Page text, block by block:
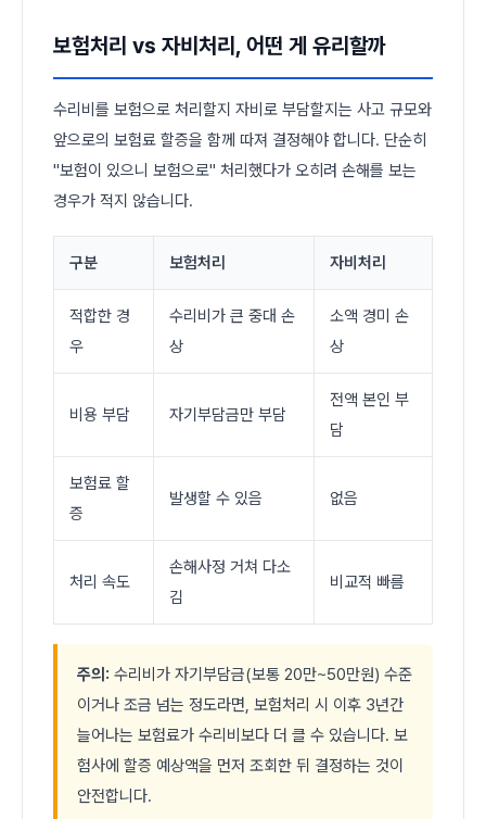
보험처리 vs 자비처리, 어떤 게 유리할까
수리비를 보험으로 처리할지 자비로 부담할지는 사고 규모와
앞으로의 보험료 할증을 함께 따져 결정해야 합니다. 단순히
"보험이 있으니 보험으로" 처리했다가 오히려 손해를 보는
경우가 적지 않습니다.
구분 보험처리 자비처리
적합한 경
우
수리비가 큰 중대 손
상
소액 경미 손
상
비용 부담 자기부담금만 부담
전액 본인 부
담
보험료 할
증
발생할 수 있음 없음
처리 속도
손해사정 거쳐 다소
김
비교적 빠름
주의: 수리비가 자기부담금(보통 20만~50만원) 수준
이거나 조금 넘는 정도라면, 보험처리 시 이후 3년간
늘어나는 보험료가 수리비보다 더 클 수 있습니다. 보
험사에 할증 예상액을 먼저 조회한 뒤 결정하는 것이
안전합니다.